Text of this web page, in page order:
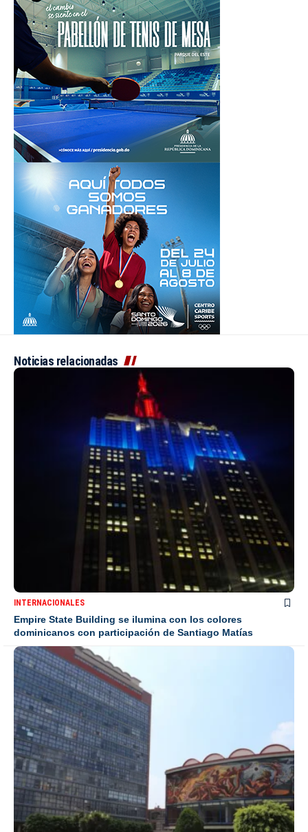
Noticias relacionadas
INTERNACIONALES
Empire State Building se ilumina con los colores
dominicanos con participación de Santiago Matías